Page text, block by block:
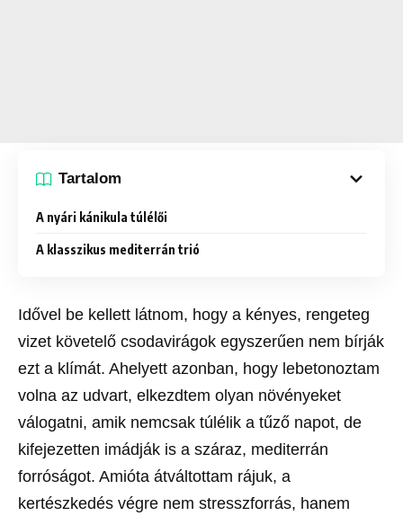
Tartalom
A nyári kánikula túlélői
A klasszikus mediterrán trió
Idővel be kellett látnom, hogy a kényes, rengeteg
vizet követelő csodavirágok egyszerűen nem bírják
ezt a klímát. Ahelyett azonban, hogy lebetonoztam
volna az udvart, elkezdtem olyan növényeket
válogatni, amik nemcsak túlélik a tűző napot, de
kifejezetten imádják is a száraz, mediterrán
forróságot. Amióta átváltottam rájuk, a
kertészkedés végre nem stresszforrás, hanem